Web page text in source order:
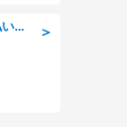
＞
マシンオペレーター/未経験OK/日払いOK/寮費無料/交替制/20・30・40代活躍中